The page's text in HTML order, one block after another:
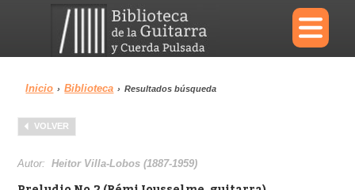
×
Menu
Biblioteca
Inicio › Biblioteca › Resultados búsqueda
VOLVER
Autor:Heitor Villa-Lobos (1887-1959)